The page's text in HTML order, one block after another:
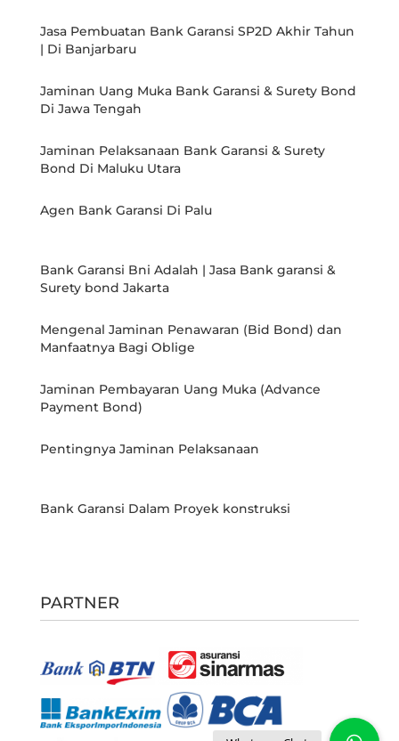
Jasa Pembuatan Bank Garansi SP2D Akhir Tahun
| Di Banjarbaru
Jaminan Uang Muka Bank Garansi & Surety Bond
Di Jawa Tengah
Jaminan Pelaksanaan Bank Garansi & Surety
Bond Di Maluku Utara
Agen Bank Garansi Di Palu
Bank Garansi Bni Adalah | Jasa Bank garansi &
Surety bond Jakarta
Mengenal Jaminan Penawaran (Bid Bond) dan
Manfaatnya Bagi Oblige
Jaminan Pembayaran Uang Muka (Advance
Payment Bond)
Pentingnya Jaminan Pelaksanaan
Bank Garansi Dalam Proyek konstruksi
PARTNER